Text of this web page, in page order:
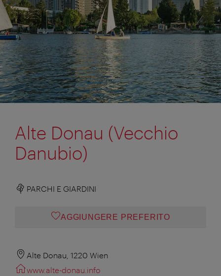
Alte Donau (Vecchio
Danubio)
PARCHI E GIARDINI
AGGIUNGERE PREFERITO
Alte Donau, 1220 Wien
www.alte-donau.info